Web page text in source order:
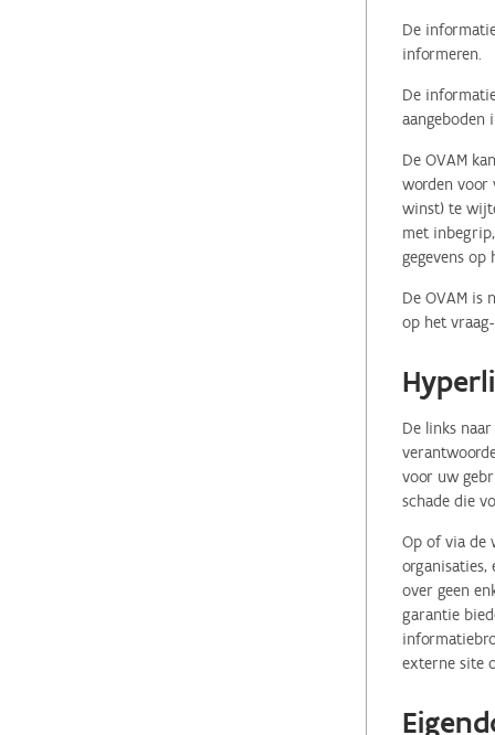
De
informeren.
De
aangeboden
De OVAM
worden voor
winst) te
met
gegevens
De OVAM is
op het
De links
voor uw
schade die
Op of via de
organisaties,
over geen
garantie
externe site